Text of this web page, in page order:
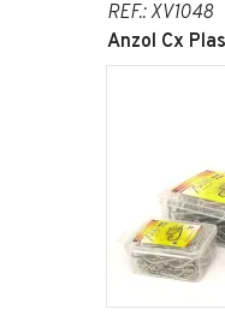
REF.: XV1048
Anzol Cx